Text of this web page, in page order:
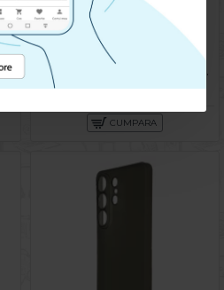
Husa spate pentru Samsung Galaxy S26 Ultra Matte Case Magsafe - Semitransparent/Purple Husa spate pentru Samsung Galaxy S26 Ultra Keephone Magpro - Negru
249.90 lei
CUMPARA